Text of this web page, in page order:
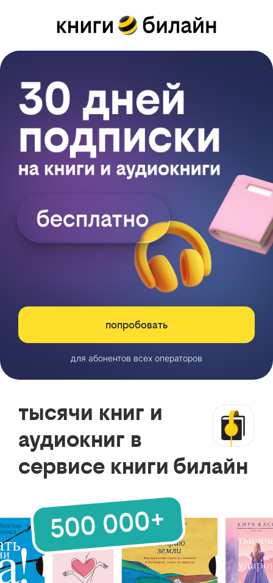
попробовать
для абонентов всех операторов
тысячи книг и
аудиокниг в
сервисе книги билайн